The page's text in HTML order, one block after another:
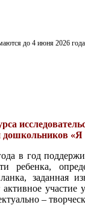
до 4 июня 2026
«Я
в год
ребенка,
заданная
активное
–